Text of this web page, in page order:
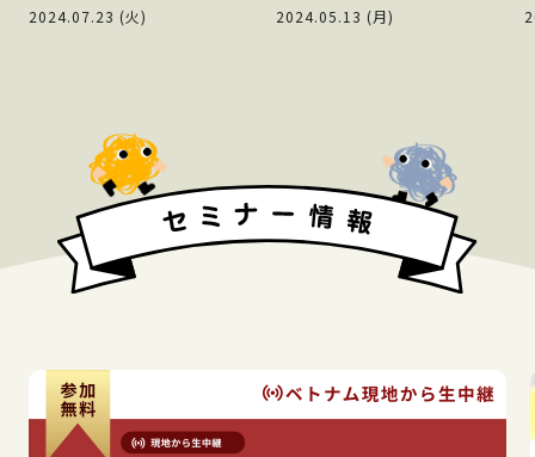
2024.07.23 (火) 2024.05.13 (月)